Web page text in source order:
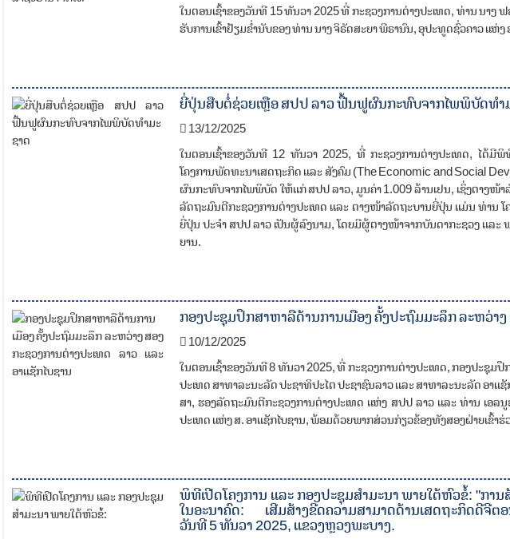
ໃນຕອນເຊົ້າຂອງວັນທີ 15 ທັນວາ 2025 ທີ່ ກະຊວງການຕ່າງປະເທດ, ທ່ານ ນາ
ຮັບການເຂົ້າຢ້ຽມຂ່ຳນັບຂອງ ທ່ານ ນາງ ຈິຣັດສະຍາ ພີຣານົນ, ອຸປະທູດຊົ່ວຄາວ ແຫ່ງ
ຍີ່ປຸ່ນສືບຕໍ່ຊ່ວຍເຫຼືອ ສປປ ລາວ ຟື້ນຟູຜົນກະທົບຈາກໄພພິບັດທໍາ
13/12/2025
ໃນຕອນເຊົ້າຂອງວັນທີ 12 ທັນວາ 2025, ທີ່ ກະຊວງການຕ່າງປະເທດ, ໄດ້ມີພິ
ໂຄງການພັດທະນາເສດຖະກິດ ແລະ ສັງຄົມ (The Economic and Social
ຜົນກະທົບຈາກໄພພິບັດ ໃຫ້ແກ່ ສປປ ລາວ, ມູນຄ່າ 1.009 ລ້ານເຢນ, ເຊິ່ງຕາງ
ລັດຖະມົນຕີກະຊວງການຕ່າງປະເທດ ແລະ ຕາງໜ້າລັດຖະບານຍີ່ປຸ່ນ ແມ່ນ ທ່ານ
ຍີ່ປຸ່ນ ປະຈໍາ ສປປ ລາວ ເປັນຜູ້ລົງນາມ, ໂດຍມີຜູ້ຕາງໜ້າຈາກບັນດາກະຊວງ ແລ
ຍານ.
ກອງປະຊຸມປຶກສາຫາລືດ້ານການເມືອງ ຄັ້ງປະຖົມມະລຶກ ລະຫວ່າງ
10/12/2025
ໃນຕອນເຊົ້າຂອງວັນທີ 8 ທັນວາ 2025, ທີ່ ກະຊວງການຕ່າງປະເທດ, ກອງປະຊຸມ
ປະເທດ ສາທາລະນະລັດ ປະຊາທິປະໄຕ ປະຊາຊົນລາວ ແລະ ສາທາລະນະລັດ ອາແ
ສາ, ຮອງລັດຖະມົນຕີກະຊວງການຕ່າງປະເທດ ແຫ່ງ ສປປ ລາວ ແລະ ທ່ານ ເອ
ປະເທດ ແຫ່ງ ສ. ອາແຊັກໄບຊານ, ພ້ອມດ້ວຍພາກສ່ວນກ່ຽວຂ້ອງທັງສອງຝ່າຍເຂົ້າຮ່
ພິທີເປີດໂຄງການ ແລະ ກອງປະຊຸມສຳມະນາ ພາຍໃຕ້ຫົວຂໍ້: "ກາ
ໃນອະນາຄົດ: ເສີມສ້າງຂີດຄວາມສາມາດດ້ານເສດຖະກິດດີຈີຕ
ວັນທີ 5 ທັນວາ 2025, ແຂວງຫຼວງພະບາງ.